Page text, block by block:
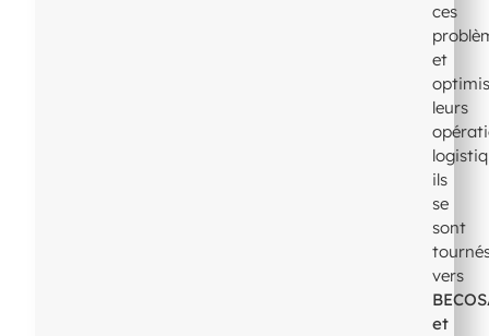
ces
et
leurs
ils
se
sont
vers
et